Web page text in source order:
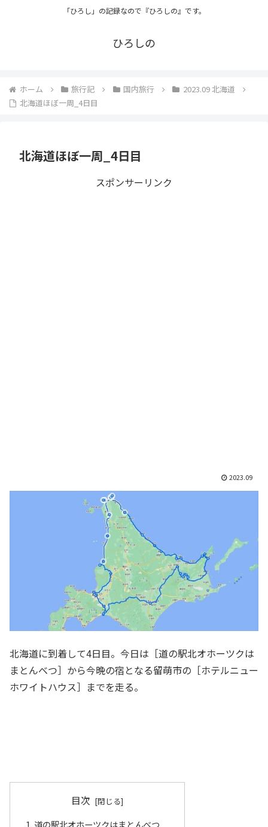
「ひろし」の記録なので『ひろしの』です。
ひろしの
ホーム 旅行記 国内旅行
2023.09 北海道
北海道ほぼ一周_4日目
北海道ほぼ一周_4日目
スポンサーリンク
2023.09
北海道に到着して4日目。今日は［道の駅北オホーツクは
まとんべつ］から今晩の宿となる留萌市の［ホテルニュー
ホワイトハウス］までを走る。
目次
道の駅北オホーツクはまとんべつ